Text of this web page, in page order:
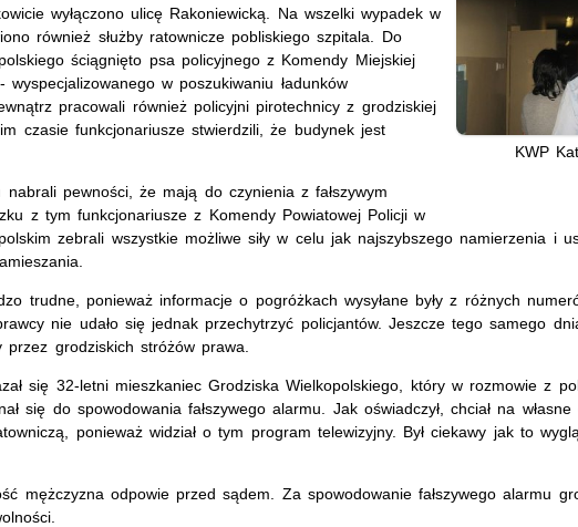
KWP
wyłączono ulicę Rakoniewicką. Na wszelki wypadek w
również służby ratownicze pobliskiego szpitala. Do
ściągnięto psa policyjnego z Komendy Miejskiej
wyspecjalizowanego w poszukiwaniu ładunków
pracowali również policyjni pirotechnicy z grodziskiej
czasie funkcjonariusze stwierdzili, że budynek jest
nabrali pewności, że mają do czynienia z fałszywym
z tym funkcjonariusze z Komendy Powiatowej Policji w
zebrali wszystkie możliwe siły w celu jak najszybszego namierzenia i
trudne, ponieważ informacje o pogróżkach wysyłane były z różnych
nie udało się jednak przechytrzyć policjantów. Jeszcze tego samego
przez grodziskich stróżów prawa.
się 32-letni mieszkaniec Grodziska Wielkopolskiego, który w rozmowie z
się do spowodowania fałszywego alarmu. Jak oświadczył, chciał na własne
ponieważ widział o tym program telewizyjny. Był ciekawy jak to
mężczyzna odpowie przed sądem. Za spowodowanie fałszywego alarmu